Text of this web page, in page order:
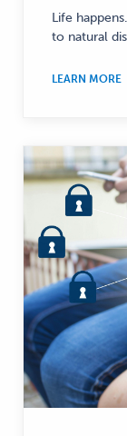
Life
to natural
LEARN MORE